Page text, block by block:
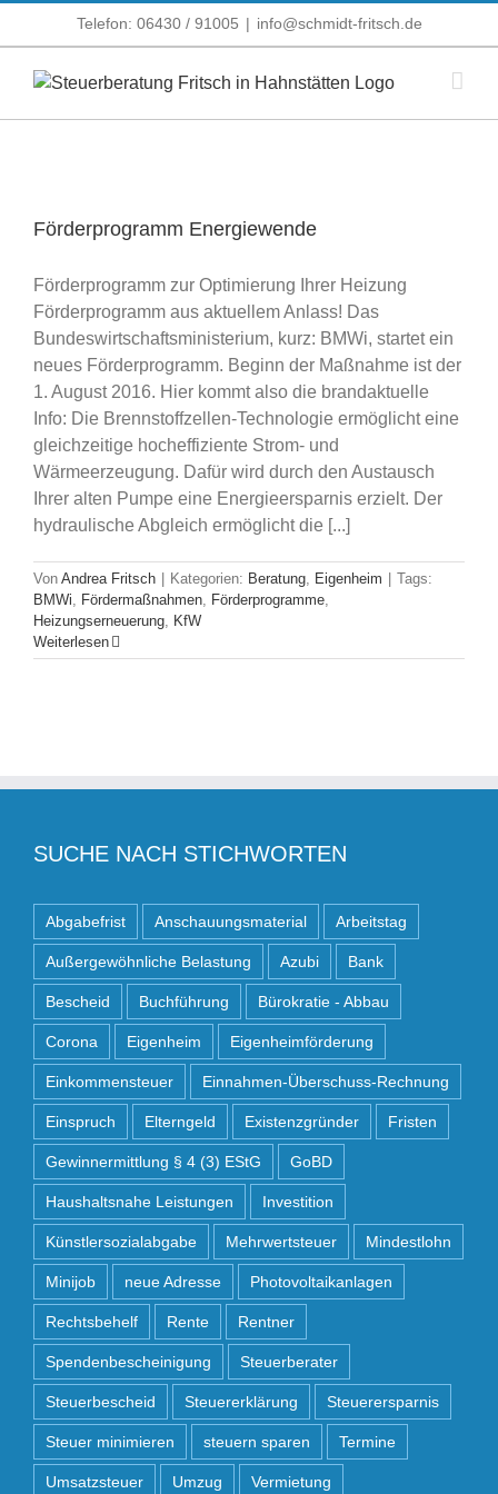
Telefon: 06430 / 91005 | info@schmidt-fritsch.de
Förderprogramm Energiewende
Förderprogramm zur Optimierung Ihrer Heizung
Förderprogramm aus aktuellem Anlass! Das
Bundeswirtschaftsministerium, kurz: BMWi, startet ein
neues Förderprogramm. Beginn der Maßnahme ist der
1. August 2016. Hier kommt also die brandaktuelle
Info: Die Brennstoffzellen-Technologie ermöglicht eine
gleichzeitige hocheffiziente Strom- und
Wärmeerzeugung. Dafür wird durch den Austausch
Ihrer alten Pumpe eine Energieersparnis erzielt. Der
hydraulische Abgleich ermöglicht die [...]
Von Andrea Fritsch Kategorien: Beratung Eigenheim
Tags:
BMWi
Fördermaßnahmen Förderprogramme
Heizungserneuerung
KfW
Weiterlesen
SUCHE NACH STICHWORTEN
Abgabefrist Anschauungsmaterial Arbeitstag
Außergewöhnliche Belastung Azubi Bank
Bescheid Buchführung Bürokratie - Abbau
Corona Eigenheim Eigenheimförderung
Einkommensteuer Einnahmen-Überschuss-Rechnung
Einspruch Elterngeld Existenzgründer Fristen
Gewinnermittlung § 4 (3) EStG GoBD
Haushaltsnahe Leistungen Investition
Künstlersozialabgabe Mehrwertsteuer Mindestlohn
Minijob neue Adresse Photovoltaikanlagen
Rechtsbehelf Rente Rentner
Spendenbescheinigung Steuerberater
Steuerbescheid Steuererklärung Steuerersparnis
Steuer minimieren steuern sparen Termine
Umsatzsteuer Umzug Vermietung